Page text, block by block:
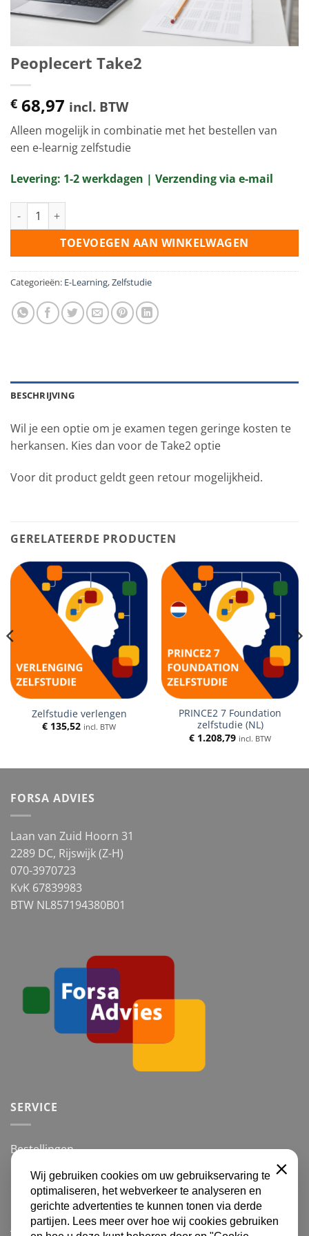
Peoplecert Take2
€ 68,97 incl. BTW
Alleen mogelijk in combinatie met het bestellen van
een e-learnig zelfstudie
Levering: 1-2 werkdagen | Verzending via e-mail
Peoplecert Take2 aantal
TOEVOEGEN AAN WINKELWAGEN
Categorieën: E-Learning,Zelfstudie
BESCHRIJVING
Wil je een optie om je examen tegen geringe kosten te
herkansen. Kies dan voor de Take2 optie
Voor dit product geldt geen retour mogelijkheid.
GERELATEERDE PRODUCTEN
Zelfstudie verlengen
€ 135,52 incl. BTW
PRINCE2 7 Foundation
zelfstudie (NL)
€ 1.208,79 incl. BTW
FORSA ADVIES
Laan van Zuid Hoorn 31
2289 DC, Rijswijk (Z-H)
070-3970723
KvK 67839983
BTW NL857194380B01
SERVICE
Bestellingen
Betalingsmogelijkheden
Retourneren
Algemene voorwaarden en Privacy
Wij gebruiken cookies om uw gebruikservaring te
optimaliseren, het webverkeer te analyseren en
gerichte advertenties te kunnen tonen via derde
partijen. Lees meer over hoe wij cookies gebruiken